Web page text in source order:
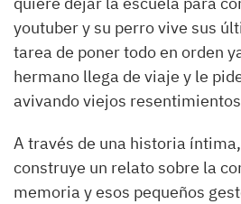
youtuber y su perro vive sus
tarea de poner todo en orden
hermano llega de viaje y le
avivando viejos
A través de una historia
construye un relato sobre la
memoria y esos pequeños